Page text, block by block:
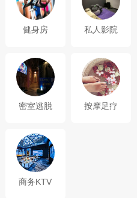
健身房 私人影院
密室逃脱 按摩足疗
商务KTV